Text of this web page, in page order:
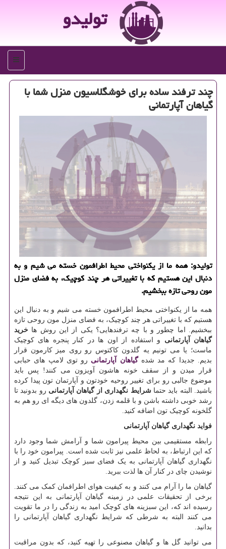
تولیدو
منو
چند ترفند ساده برای خوشگلاسیون منزل شما با
گیاهان آپارتمانی
تولیدو: همه ما از یكنواختی محیط اطرافمون خسته می شیم و به
دنبال این هستیم كه با تغییراتی هر چند كوچیك، به فضای منزل
مون روحی تازه ببخشیم.
همه ما از یکنواختی محیط اطرافمون خسته می شیم و به دنبال این
هستیم که با تغییراتی هر چند کوچیک، به فضای منزل مون روحی تازه
ببخشیم. اما چطور و با چه ترفندهایی؟ یکی از این روش ها خرید
گیاهان آپارتمانی و استفاده از اون ها در کنار پنجره های کوچیک
ماست؛ یا می تونیم یه گلدون کاکتوس رو روی میز کارمون قرار
بدیم. جدیدا که مد شدهگیاهان آپارتمانی رو توی لامپ های حبابی
قرار میدن و از سقف خونه هاشون آویزون می کنند! پس باید
موضوع جالبی رو برای تغییر روحیه خودتون و آپارتمان تون پیدا کرده
باشید. البته باید حتماشرایط نگهداری از گیاهان آپارتمانی رو بدونید تا
رشد خوبی داشته باشن و با قلمه زدن، گلدون های دیگه ای رو هم به
گلخونه کوچیک تون اضافه کنید.
فواید نگهداری گیاهان آپارتمانی
رابطه مستقیمی بین محیط پیرامون شما و آرامش شما وجود دارد
که این ارتباط، به لحاظ علمی نیز ثابت شده است. پیرامون خود را با
نگهداری گیاهان آپارتمانی به یک فضای سبز کوچک تبدیل کنید و از
نوشیدن چای در کنار آن ها لذت ببرید.
گیاهان ما را آرام می کنند و به کیفیت هوای اطرافمان کمک می کنند.
برخی از تحقیقات علمی در زمینه گیاهان آپارتمانی به این نتیجه
رسیده اند که، این سبزینه های کوچک امید به زندگی را در ما تقویت
می کنند البته به شرطی که شرایط نگهداری گیاهان آپارتمانی را
بدانید.
می توانید گل ها و گیاهان مصنوعی را تهیه کنید، که بدون مراقبت